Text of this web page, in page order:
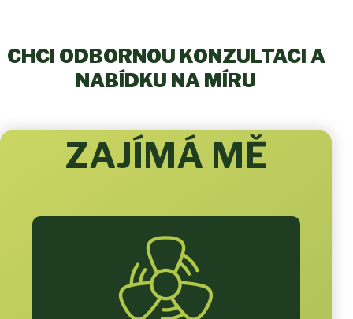
CHCI ODBORNOU KONZULTACI A
NABÍDKU NA MÍRU
ZAJÍMÁ MĚ